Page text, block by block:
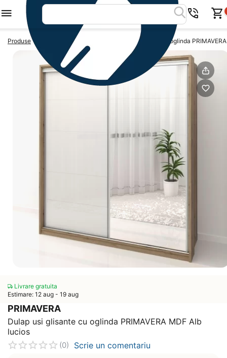
Produse Dulapuri usi glisante Dulap usi glisante cu oglinda
Livrare gratuita
Estimare: 12 aug - 19 aug
PRIMAVERA
Dulap usi glisante cu oglinda PRIMAVERA MDF Alb
lucios
(0) Scrie un comentariu